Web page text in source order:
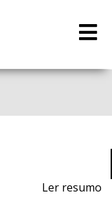
Ler resumo